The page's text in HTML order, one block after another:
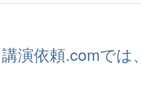
講演依頼.comでは